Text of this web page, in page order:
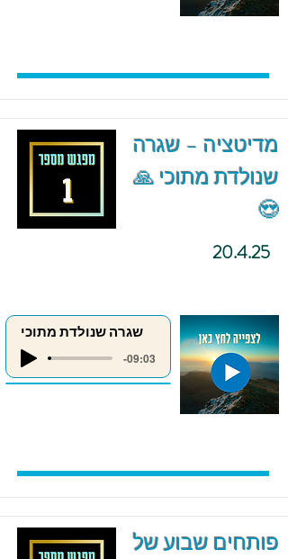
מדיטציה – שגרה
שנולדת מתוכי 🙏
😍
20.4.25
שגרה שנולדת מתוכי
-09:03
פותחים שבוע של